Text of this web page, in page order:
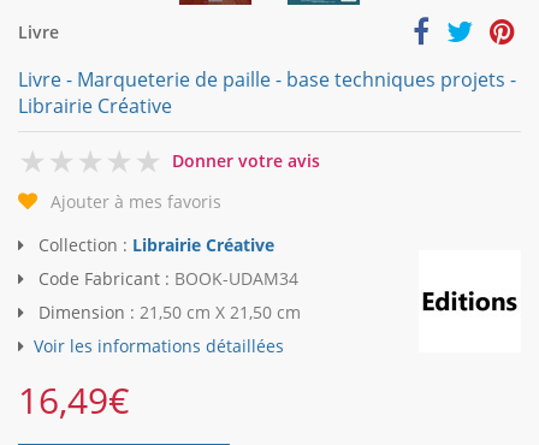
Livre
Livre - Marqueterie de paille - base techniques projets -
Librairie Créative
0
Donner votre avis
Ajouter à mes favoris
Collection : Librairie Créative
Code Fabricant : BOOK-UDAM34
Dimension : 21,50 cm X 21,50 cm
Voir les informations détaillées
16,49€